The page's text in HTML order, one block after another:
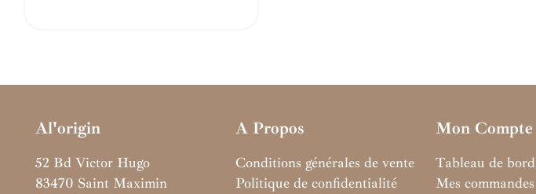
Al'origin
52 Bd Victor Hugo
83470 Saint Maximin
A Propos
Conditions générales de vente
Politique de confidentialité
Mon Compte
Tableau de bord
Mes commandes